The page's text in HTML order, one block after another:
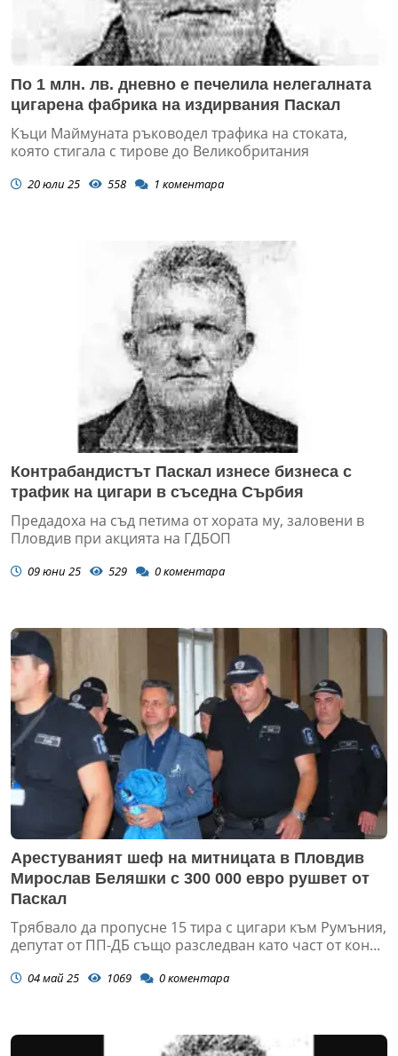
По 1 млн. лв. дневно е печелила нелегалната
цигарена фабрика на издирвания Паскал
Къци Маймуната ръководел трафика на стоката,
която стигала с тирове до Великобритания
20 юли 25 558 1 коментара
Контрабандистът Паскал изнесе бизнеса с
трафик на цигари в съседна Сърбия
Предадоха на съд петима от хората му, заловени в
Пловдив при акцията на ГДБОП
09 юни 25 529 0коментара
Арестуваният шеф на митницата в Пловдив
Мирослав Беляшки с 300 000 евро рушвет от
Паскал
Трябвало да пропусне 15 тира с цигари към Румъния,
депутат от ПП-ДБ също разследван като част от кон...
04 май 25 1069 0коментара